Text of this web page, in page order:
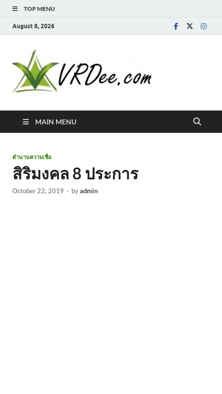
TOP MENU
August 8, 2026
MAIN MENU
ตำนานความเชื่อ
สิริมงคล 8 ประการ
October 22, 2019 - byadmin